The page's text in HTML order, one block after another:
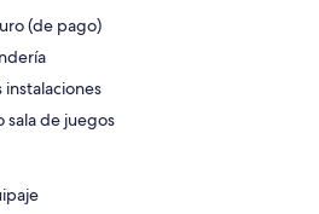
(de pago)
instalaciones
sala de juegos